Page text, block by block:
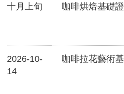
十月上旬 咖啡烘焙基礎
2026-10-
14
咖啡拉花藝術